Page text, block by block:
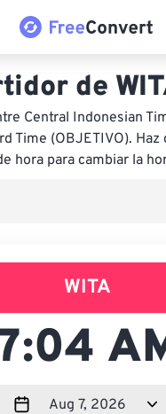
de
Central Indonesian
Time (OBJETIVO).
hora para cambiar la
WITA